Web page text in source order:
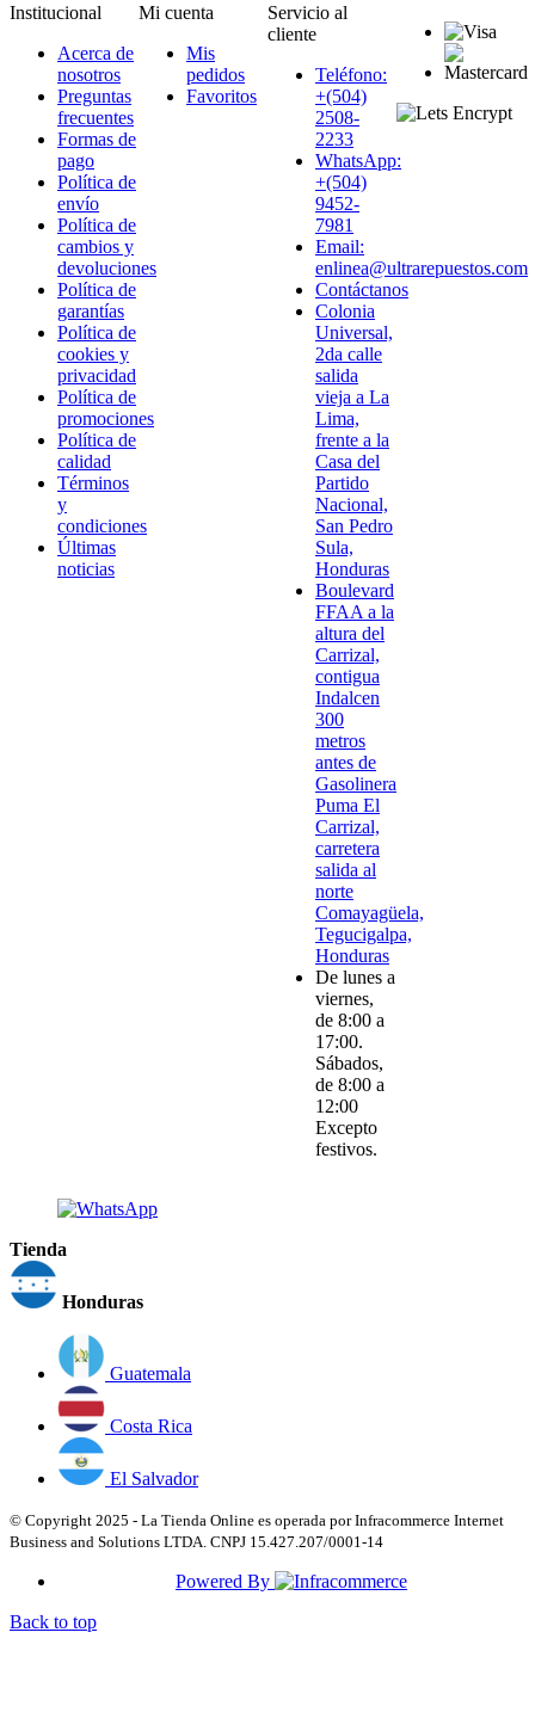
Institucional
Acerca de
nosotros
Preguntas
frecuentes
Formas de
pago
Política de
envío
Política de
cambios y
devoluciones
Política de
garantías
Política de
cookies y
privacidad
Política de
promociones
Política de
calidad
Términos
y
condiciones
Últimas
noticias
Mi cuenta
Mis
pedidos
Favoritos
Servicio al
cliente
Teléfono:
+(504)
2508-
2233
WhatsApp:
+(504)
9452-
7981
Email:
enlinea@ultrarepuestos.com
Contáctanos
Colonia
Universal,
2da calle
salida
vieja a La
Lima,
frente a la
Casa del
Partido
Nacional,
San Pedro
Sula,
Honduras
Boulevard
FFAA a la
altura del
Carrizal,
contigua
Indalcen
300
metros
antes de
Gasolinera
Puma El
Carrizal,
carretera
salida al
norte
Comayagüela,
Tegucigalpa,
Honduras
De lunes a
viernes,
de 8:00 a
17:00.
Sábados,
de 8:00 a
12:00
Excepto
festivos.
Tienda
Honduras
Guatemala
Costa Rica
El Salvador
© Copyright 2025 - La Tienda Online es operada por Infracommerce Internet
Business and Solutions LTDA. CNPJ 15.427.207/0001-14
Powered By
Back to top